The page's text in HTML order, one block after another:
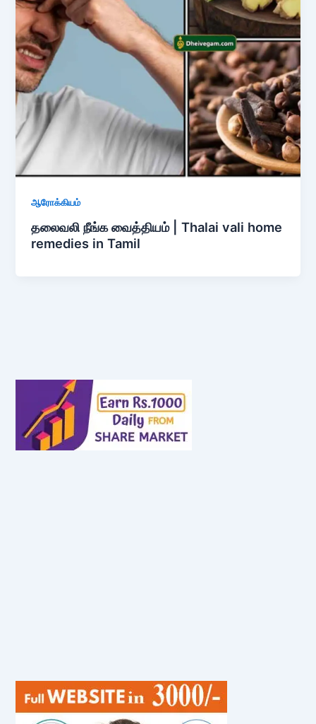
ஆரோக்கியம்
தலைவலி நீங்க வைத்தியம் | Thalai vali home
remedies in Tamil